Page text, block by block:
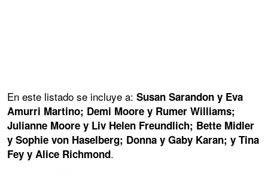
En este listado se incluye a: Susan Sarandon y Eva
Amurri Martino; Demi Moore y Rumer Williams;
Julianne Moore y Liv Helen Freundlich; Bette Midler
y Sophie von Haselberg; Donna y Gaby Karan; y Tina
Fey y Alice Richmond.